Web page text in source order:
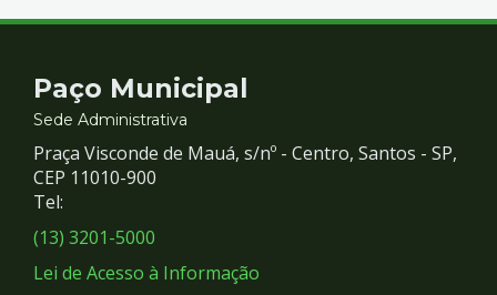
Contato
e
Redes
Sociais
Paço Municipal
Sede Administrativa
Praça Visconde de Mauá, s/nº - Centro, Santos - SP,
CEP 11010-900
Tel:
(13) 3201-5000
Lei de Acesso à Informação